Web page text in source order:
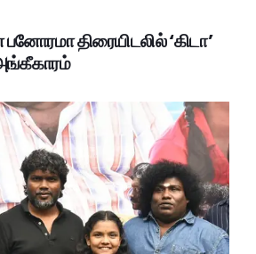
திரையிடலில் ‘கிடா’